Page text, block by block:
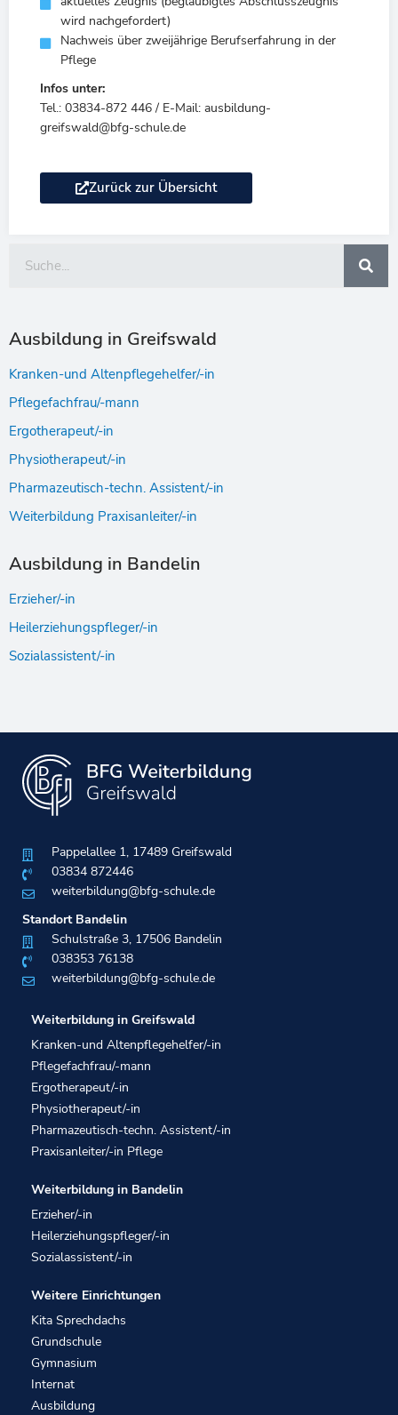
wird nachgefordert)
Nachweis über zweijährige Berufserfahrung in der
Pflege
Infos unter:
Tel.: 03834-872 446 / E-Mail: ausbildung-
greifswald@bfg-schule.de
Zurück zur Übersicht
Ausbildung in Greifswald
Kranken-und Altenpflegehelfer/-in
Pflegefachfrau/-mann
Ergotherapeut/-in
Physiotherapeut/-in
Pharmazeutisch-techn. Assistent/-in
Weiterbildung Praxisanleiter/-in
Ausbildung in Bandelin
Erzieher/-in
Heilerziehungspfleger/-in
Sozialassistent/-in
Pappelallee 1, 17489 Greifswald
03834 872446
weiterbildung@bfg-schule.de
Standort Bandelin
Schulstraße 3, 17506 Bandelin
038353 76138​
weiterbildung@bfg-schule.de
Weiterbildung in Greifswald
Kranken-und Altenpflegehelfer/-in
Pflegefachfrau/-mann
Ergotherapeut/-in
Physiotherapeut/-in
Pharmazeutisch-techn. Assistent/-in
Praxisanleiter/-in Pflege
Weiterbildung in Bandelin
Erzieher/-in
Heilerziehungspfleger/-in
Sozialassistent/-in
Weitere Einrichtungen
Kita Sprechdachs
Grundschule
Gymnasium
Internat
Ausbildung